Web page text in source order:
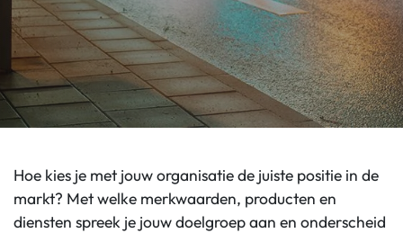
Hoe kies je met jouw organisatie de juiste positie in de
markt? Met welke merkwaarden, producten en
diensten spreek je jouw doelgroep aan en onderscheid